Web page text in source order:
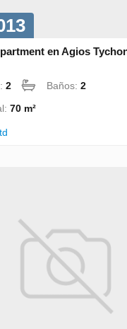
en Agios
2 Baños:2
70 m²